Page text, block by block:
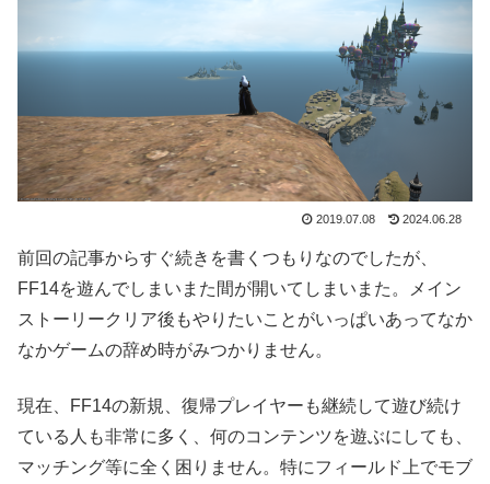
2019.07.08 2024.06.28
前回の記事からすぐ続きを書くつもりなのでしたが、
FF14を遊んでしまいまた間が開いてしまいまた。メイン
ストーリークリア後もやりたいことがいっぱいあってなか
なかゲームの辞め時がみつかりません。
現在、FF14の新規、復帰プレイヤーも継続して遊び続け
ている人も非常に多く、何のコンテンツを遊ぶにしても、
マッチング等に全く困りません。特にフィールド上でモブ